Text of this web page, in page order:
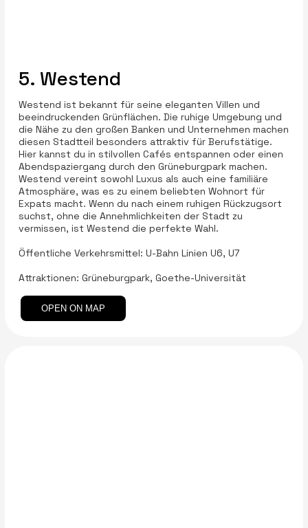
5. Westend
Westend ist bekannt für seine eleganten Villen und
beeindruckenden Grünflächen. Die ruhige Umgebung und
die Nähe zu den großen Banken und Unternehmen machen
diesen Stadtteil besonders attraktiv für Berufstätige.
Hier kannst du in stilvollen Cafés entspannen oder einen
Abendspaziergang durch den Grüneburgpark machen.
Westend vereint sowohl Luxus als auch eine familiäre
Atmosphäre, was es zu einem beliebten Wohnort für
Expats macht. Wenn du nach einem ruhigen Rückzugsort
suchst, ohne die Annehmlichkeiten der Stadt zu
vermissen, ist Westend die perfekte Wahl.
Öffentliche Verkehrsmittel: U-Bahn Linien U6, U7
Attraktionen: Grüneburgpark, Goethe-Universität
OPEN ON MAP